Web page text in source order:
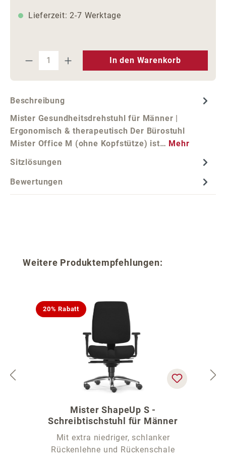
Lieferzeit: 2-7 Werktage
Produkt Anzahl: Gib den
In den Warenkorb
Beschreibung
Mister Gesundheitsdrehstuhl für Männer |
Ergonomisch & therapeutisch Der Bürostuhl
Mister Office M (ohne Kopfstütze) ist… Mehr
Sitzlösungen
Bewertungen
Produktgalerie überspringen
Weitere Produktempfehlungen:
20% Rabatt
Mister ShapeUp S -
Schreibtischstuhl für Männer
Mit extra niedriger, schlanker
Rückenlehne und Rückenschale